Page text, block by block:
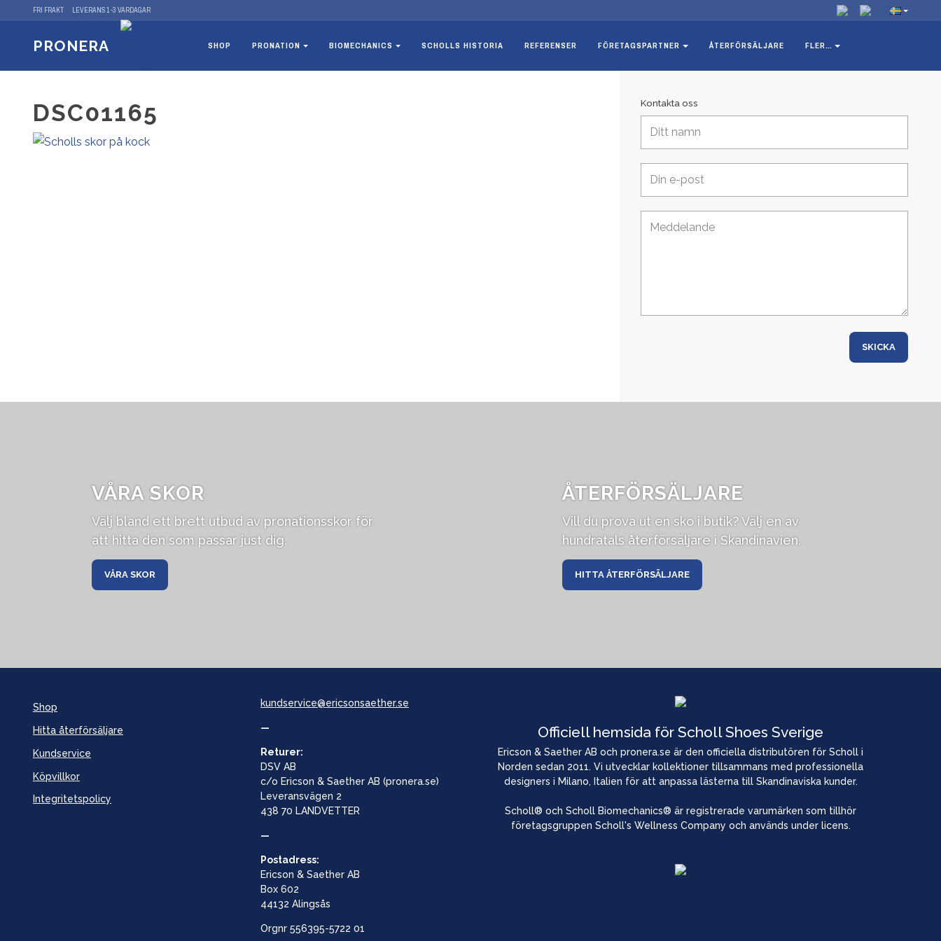
FRI FRAKT LEVERANS 1-3 VARDAGAR
PRONERA SHOP PRONATION BIOMECHANICS SCHOLLS HISTORIA REFERENSER FÖRETAGSPARTNER ÅTERFÖRSÄLJARE FLER…
DSC01165 Kontakta oss
VÅRA SKOR
Välj bland ett brett utbud av pronationsskor för
att hitta den som passar just dig.
VÅRA SKOR
ÅTERFÖRSÄLJARE
Vill du prova ut en sko i butik? Välj en av
hundratals återförsäljare i Skandinavien.
HITTA ÅTERFÖRSÄLJARE
Officiell hemsida för Scholl Shoes Sverige
Ericson & Saether AB och pronera.se är den officiella distributören för Scholl i
Norden sedan 2011. Vi utvecklar kollektioner tillsammans med professionella
designers i Milano, Italien för att anpassa lästerna till Skandinaviska kunder.
Scholl® och Scholl Biomechanics® är registrerade varumärken som tillhör
företagsgruppen Scholl's Wellness Company och används under licens.
Shop
Hitta återförsäljare
Kundservice
Köpvillkor
Integritetspolicy
kundservice@ericsonsaether.se
—
Returer:
DSV AB
c/o Ericson & Saether AB (pronera.se)
Leveransvägen 2
438 70 LANDVETTER
—
Postadress:
Ericson & Saether AB
Box 602
44132 Alingsås
Orgnr 556395-5722 01